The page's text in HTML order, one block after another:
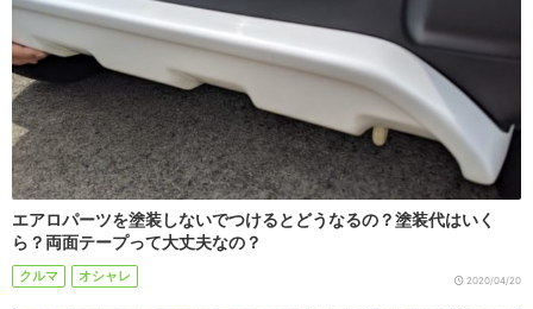
エアロパーツを塗装しないでつけるとどうなるの？塗装代はいく
ら？両面テープって大丈夫なの？
クルマ オシャレ 2020/04/20